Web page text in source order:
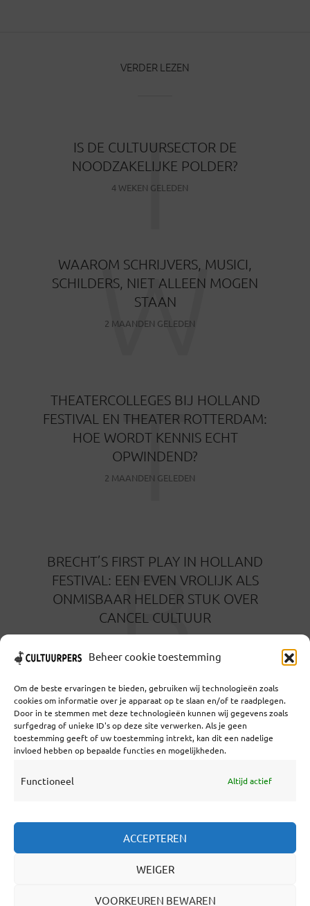
Beheer cookie toestemming
Om de beste ervaringen te bieden, gebruiken wij technologieën zoals
cookies om informatie over je apparaat op te slaan en/of te raadplegen.
Door in te stemmen met deze technologieën kunnen wij gegevens zoals
surfgedrag of unieke ID's op deze site verwerken. Als je geen
toestemming geeft of uw toestemming intrekt, kan dit een nadelige
invloed hebben op bepaalde functies en mogelijkheden.
Functioneel Altijd actief
ACCEPTEREN
WEIGER
VOORKEUREN BEWAREN
VERDER LEZEN
IS DE CULTUURSECTOR DE
NOODZAKELIJKE POLDER?
4 WEKEN GELEDEN
I
WAAROM SCHRIJVERS, MUSICI,
SCHILDERS, NIET ALLEEN MOGEN
STAAN
2 MAANDEN GELEDEN
W
THEATERCOLLEGES BIJ HOLLAND
FESTIVAL EN THEATER ROTTERDAM:
HOE WORDT KENNIS ECHT
OPWINDEND?
2 MAANDEN GELEDEN
T
BRECHT’S FIRST PLAY IN HOLLAND
FESTIVAL: EEN EVEN VROLIJK ALS
ONMISBAAR HELDER STUK OVER
CANCEL CULTUUR
B
Coöperatief Cultureel Persbureau U.A. | Salzburg 29 |
3524KS Utrecht | KvK: 55573592 |Btw: